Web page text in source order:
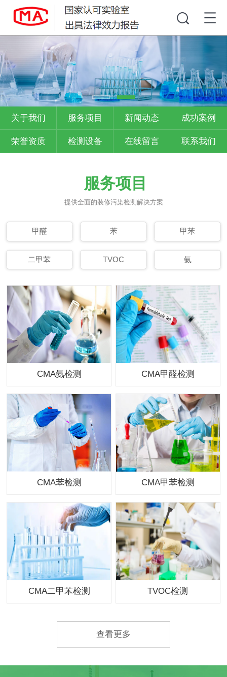
关于我们 服务项目 新闻动态 成功案例
荣誉资质 检测设备 在线留言 联系我们
服务项目
提供全面的装修污染检测解决方案
甲醛 苯 甲苯
二甲苯 TVOC 氨
CMA氨检测 CMA甲醛检测
CMA苯检测 CMA甲苯检测
CMA二甲苯检测 TVOC检测
查看更多